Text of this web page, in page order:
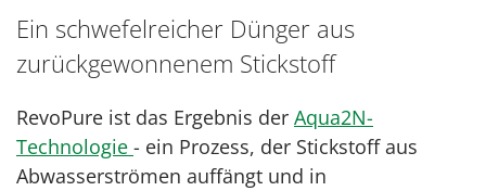
Ein schwefelreicher Dünger aus
zurückgewonnenem Stickstoff
RevoPure ist das Ergebnis der Aqua2N-
Technologie - ein Prozess, der Stickstoff aus
Abwasserströmen auffängt und in